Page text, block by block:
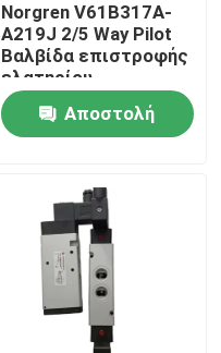
Norgren V61B317A-
A219J 2/5 Way Pilot
Βαλβίδα επιστροφής
ελατηρίου
Αποστολή